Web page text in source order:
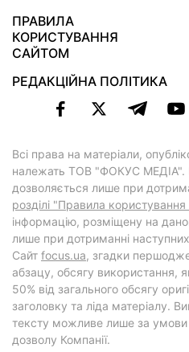
ПРАВИЛА
КОРИСТУВАННЯ
САЙТОМ
РЕДАКЦІЙНА ПОЛІТИКА
Всі права на матеріали,
належать ТОВ "ФОКУС МЕДІА".
дозволяється лише при
розділі "Правила
інформацію, розміщену на
лише при дотриманні
Cайт focus.ua, згадки
абзацу, обсягу використання,
50% від загального обсягу
заголовку та ліда матеріалу.
тексту можливе лише за
дозволу Компанії.